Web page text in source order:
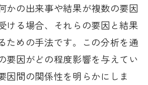
かの出来事や結果が複数の要因
ける場合、それらの要因と結果
ための手法です。この分析を通
要因がどの程度影響を与えてい
因間の関係性を明らかにしま